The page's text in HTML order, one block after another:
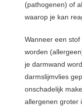
(pathogenen) of
waarop je kan
Wanneer een
worden
je darmwand
darmslijmvlies
onschadelijk
allergenen groter